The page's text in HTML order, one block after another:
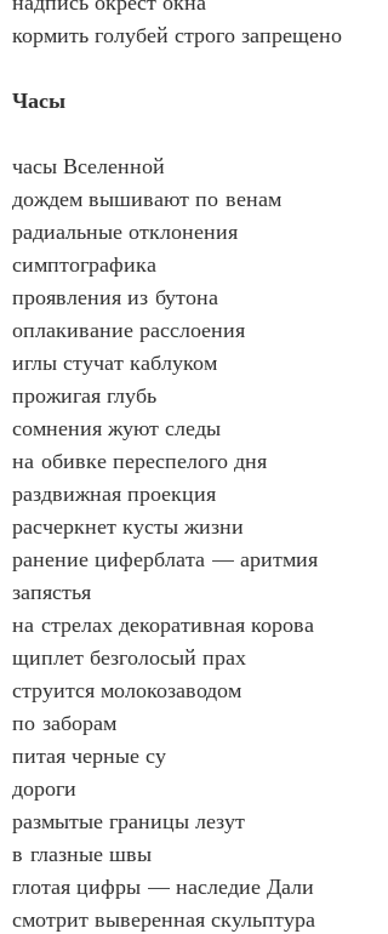
кормить голубей строго запрещено
Часы
часы Вселенной
дождем вышивают по венам
радиальные отклонения
симптографика
проявления из бутона
оплакивание расслоения
иглы стучат каблуком
прожигая глубь
сомнения жуют следы
на обивке переспелого дня
раздвижная проекция
расчеркнет кусты жизни
ранение циферблата — аритмия
запястья
на стрелах декоративная корова
щиплет безголосый прах
струится молокозаводом
по заборам
питая черные су
дороги
размытые границы лезут
в глазные швы
глотая цифры — наследие Дали
смотрит выверенная скульптура